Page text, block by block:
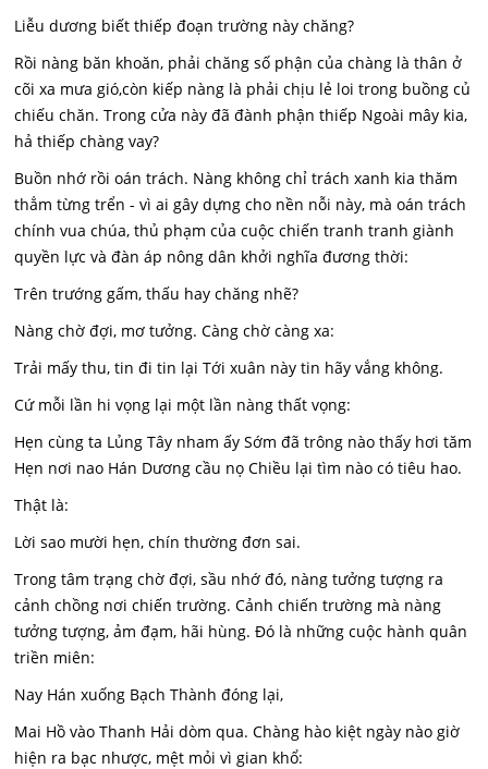
Liễu dương biết thiếp đoạn trường này chăng?
Rồi nàng băn khoăn, phải chăng số phận của chàng là thân ở
cõi xa mưa gió,còn kiếp nàng là phải chịu lẻ loi trong buồng củ
chiếu chăn. Trong cửa này đã đành phận thiếp Ngoài mây kia,
hả thiếp chàng vay?
Buồn nhớ rồi oán trách. Nàng không chỉ trách xanh kia thăm
thẳm từng trển - vì ai gây dựng cho nền nỗi này, mà oán trách
chính vua chúa, thủ phạm của cuộc chiến tranh tranh giành
quyền lực và đàn áp nông dân khởi nghĩa đương thời:
Trên trướng gấm, thấu hay chăng nhẽ?
Nàng chờ đợi, mơ tưởng. Càng chờ càng xa:
Trải mấy thu, tin đi tin lại Tới xuân này tin hãy vắng không.
Cứ mỗi lần hi vọng lại một lần nàng thất vọng:
Hẹn cùng ta Lủng Tây nham ấy Sớm đã trông nào thấy hơi tăm
Hẹn nơi nao Hán Dương cầu nọ Chiều lại tìm nào có tiêu hao.
Thật là:
Lời sao mười hẹn, chín thường đơn sai.
Trong tâm trạng chờ đợi, sầu nhớ đó, nàng tưởng tượng ra
cảnh chồng nơi chiến trường. Cảnh chiến trường mà nàng
tưởng tượng, ảm đạm, hãi hùng. Đó là những cuộc hành quân
triền miên:
Nay Hán xuống Bạch Thành đóng lại,
Mai Hồ vào Thanh Hải dòm qua. Chàng hào kiệt ngày nào giờ
hiện ra bạc nhược, mệt mỏi vì gian khổ: